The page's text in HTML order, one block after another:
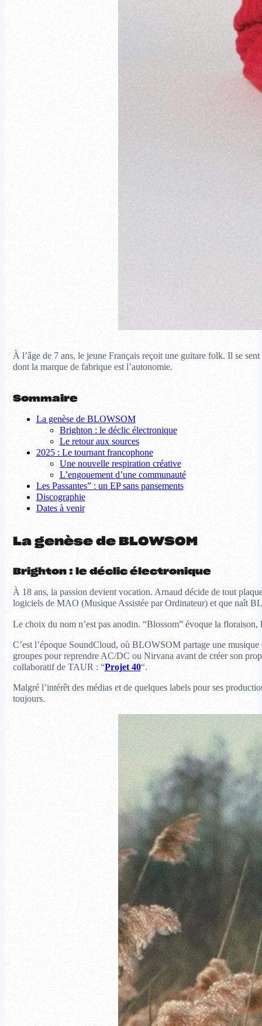
À l’âge de 7 ans, le jeune Français reçoit une guitare folk. Il se
dont la marque de fabrique est l’autonomie.
Sommaire
La genèse de BLOWSOM
Brighton : le déclic électronique
Le retour aux sources
2025 : Le tournant francophone
Une nouvelle respiration créative
L’engouement d’une communauté
Les Passantes” : un EP sans pansements
Discographie
Dates à venir
La genèse de BLOWSOM
Brighton : le déclic électronique
À 18 ans, la passion devient vocation. Arnaud décide de tout
logiciels de MAO (Musique Assistée par Ordinateur) et que naît
Le choix du nom n’est pas anodin. “Blossom” évoque la
C’est l’époque SoundCloud, où BLOWSOM partage une
groupes pour reprendre AC/DC ou Nirvana avant de créer son
collaboratif de TAUR : “Projet 40“.
Malgré l’intérêt des médias et de quelques labels pour ses
toujours.